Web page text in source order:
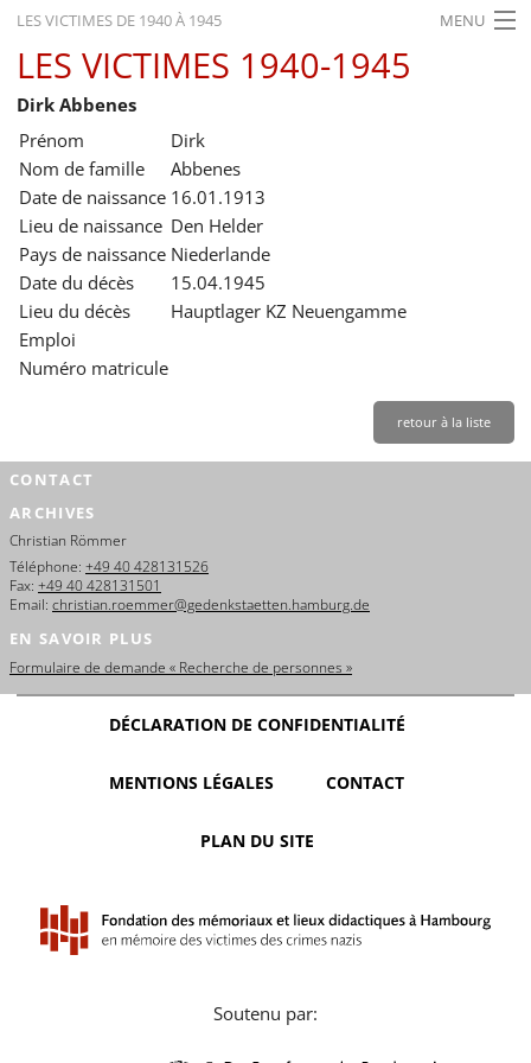
LES VICTIMES DE 1940 À 1945 MENU
ACCUEIL
ACTUALITÉS
EXPOSITIONS
HISTORIQUE
FORMATION
RECHERCHE
SERVICE
LES VICTIMES 1940-1945
Dirk Abbenes
Prénom
Dirk
Nom de famille
Abbenes
Date de naissance 16.01.1913
Lieu de naissance Den Helder
Pays de naissance Niederlande
Date du décès
15.04.1945
Lieu du décès
Hauptlager KZ Neuengamme
Emploi
Numéro matricule
retour à la liste
CONTACT
ARCHIVES
Christian Römmer
Téléphone: +49 40 428131526
Fax: +49 40 428131501
Email: christian.roemmer@gedenkstaetten.hamburg.de
EN SAVOIR PLUS
Formulaire de demande « Recherche de personnes »
DÉCLARATION DE CONFIDENTIALITÉ
MENTIONS LÉGALES CONTACT
PLAN DU SITE
Soutenu par: